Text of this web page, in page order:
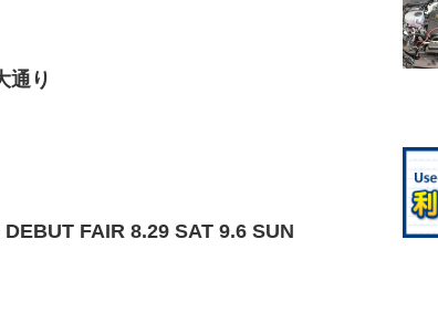
通り
FAIR 8.29 SAT 9.6 SUN